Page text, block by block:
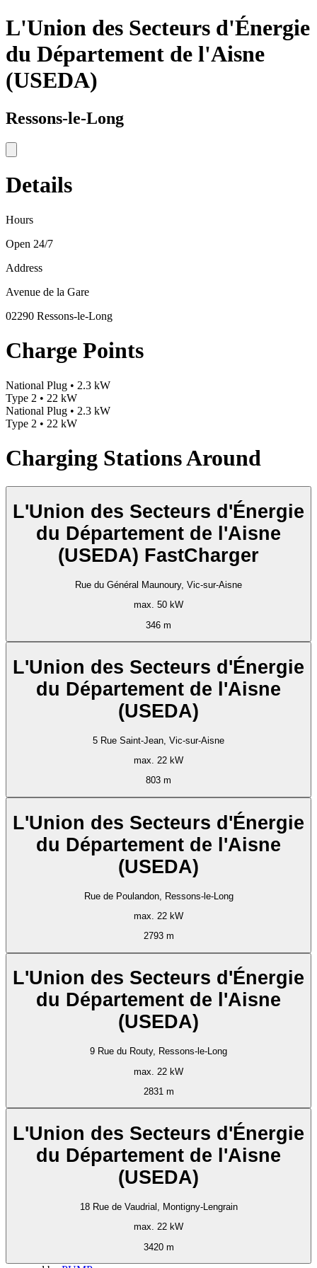
L'Union des Secteurs d'Énergie
du Département de l'Aisne
(USEDA)
Ressons-le-Long
Details
Hours
Open 24/7
Address
Avenue de la Gare
02290 Ressons-le-Long
Charge Points
National Plug • 2.3 kW
Type 2 • 22 kW
National Plug • 2.3 kW
Type 2 • 22 kW
Charging Stations Around
L'Union des Secteurs d'Énergie
du Département de l'Aisne
(USEDA) FastCharger
Rue du Général Maunoury, Vic-sur-Aisne
max. 50 kW
346 m
L'Union des Secteurs d'Énergie
du Département de l'Aisne
(USEDA)
5 Rue Saint-Jean, Vic-sur-Aisne
max. 22 kW
803 m
L'Union des Secteurs d'Énergie
du Département de l'Aisne
(USEDA)
Rue de Poulandon, Ressons-le-Long
max. 22 kW
2793 m
L'Union des Secteurs d'Énergie
du Département de l'Aisne
(USEDA)
9 Rue du Routy, Ressons-le-Long
max. 22 kW
2831 m
L'Union des Secteurs d'Énergie
du Département de l'Aisne
(USEDA)
18 Rue de Vaudrial, Montigny-Lengrain
max. 22 kW
3420 m